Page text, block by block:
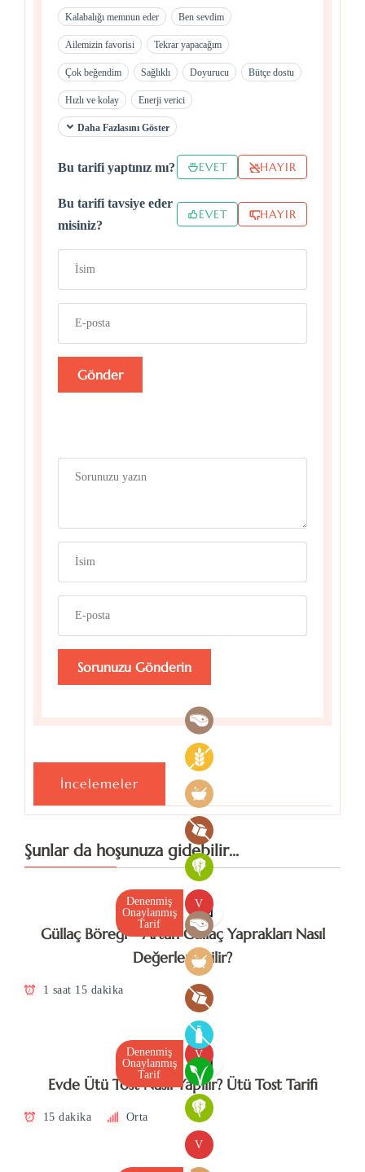
Kalabalığı memnun eder Ben sevdim
Ailemizin favorisi Tekrar yapacağım
Çok beğendim Sağlıklı Doyurucu Bütçe dostu
Hızlı ve kolay Enerji verici
Daha Fazlasını Göster
Bu tarifi yaptınız mı? EVET HAYIR
Bu tarifi tavsiye eder
misiniz?
EVET HAYIR
İncelemeler
Şunlar da hoşunuza gidebilir...
Denenmiş
Onaylanmış
Tarif
V
Güllaç Böreği – Artan Güllaç Yaprakları Nasıl
Değerlendirilir?
1 saat 15 dakika
Denenmiş
Onaylanmış
Tarif
V
Evde Ütü Tost Nasıl Yapılır? Ütü Tost Tarifi
15 dakika Orta
V